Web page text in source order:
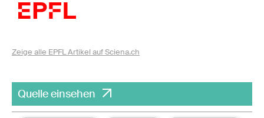
Zeige alle EPFL Artikel auf Sciena.ch
Quelle einsehen